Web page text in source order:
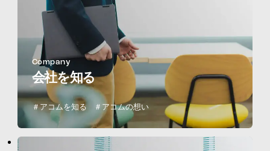
Company
会社を知る
＃アコムを知る ＃アコムの想い